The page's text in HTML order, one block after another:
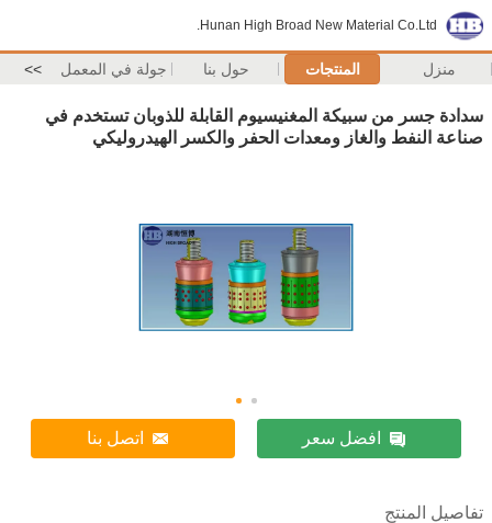
Hunan High Broad New Material Co.Ltd.
منزل المنتجات حول بنا جولة في المعمل >>
سدادة جسر من سبيكة المغنيسيوم القابلة للذوبان تستخدم في
صناعة النفط والغاز ومعدات الحفر والكسر الهيدروليكي
افضل سعر اتصل بنا
تفاصيل المنتج